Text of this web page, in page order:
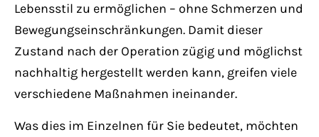
Cybersteel Inc.
376-293 City Road, Suite 600
San Francisco, CA 94102
+44 1234 567 890
Lebensstil zu ermöglichen – ohne Schmerzen und
Bewegungseinschränkungen. Damit dieser
Zustand nach der Operation zügig und möglichst
nachhaltig hergestellt werden kann, greifen viele
verschiedene Maßnahmen ineinander.
Was dies im Einzelnen für Sie bedeutet, möchten